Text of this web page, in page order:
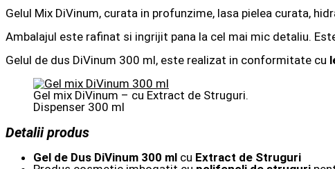
Gelul Mix DiVinum, curata in profunzime, lasa pielea curata,
Ambalajul este rafinat si ingrijit pana la cel mai mic detaliu.
Gelul de dus DiVinum 300 ml, este realizat in conformitate cu
Gel mix DiVinum – cu Extract de Struguri.
Dispenser 300 ml
Detalii produs
Gel de Dus DiVinum 300 ml cu Extract de Struguri